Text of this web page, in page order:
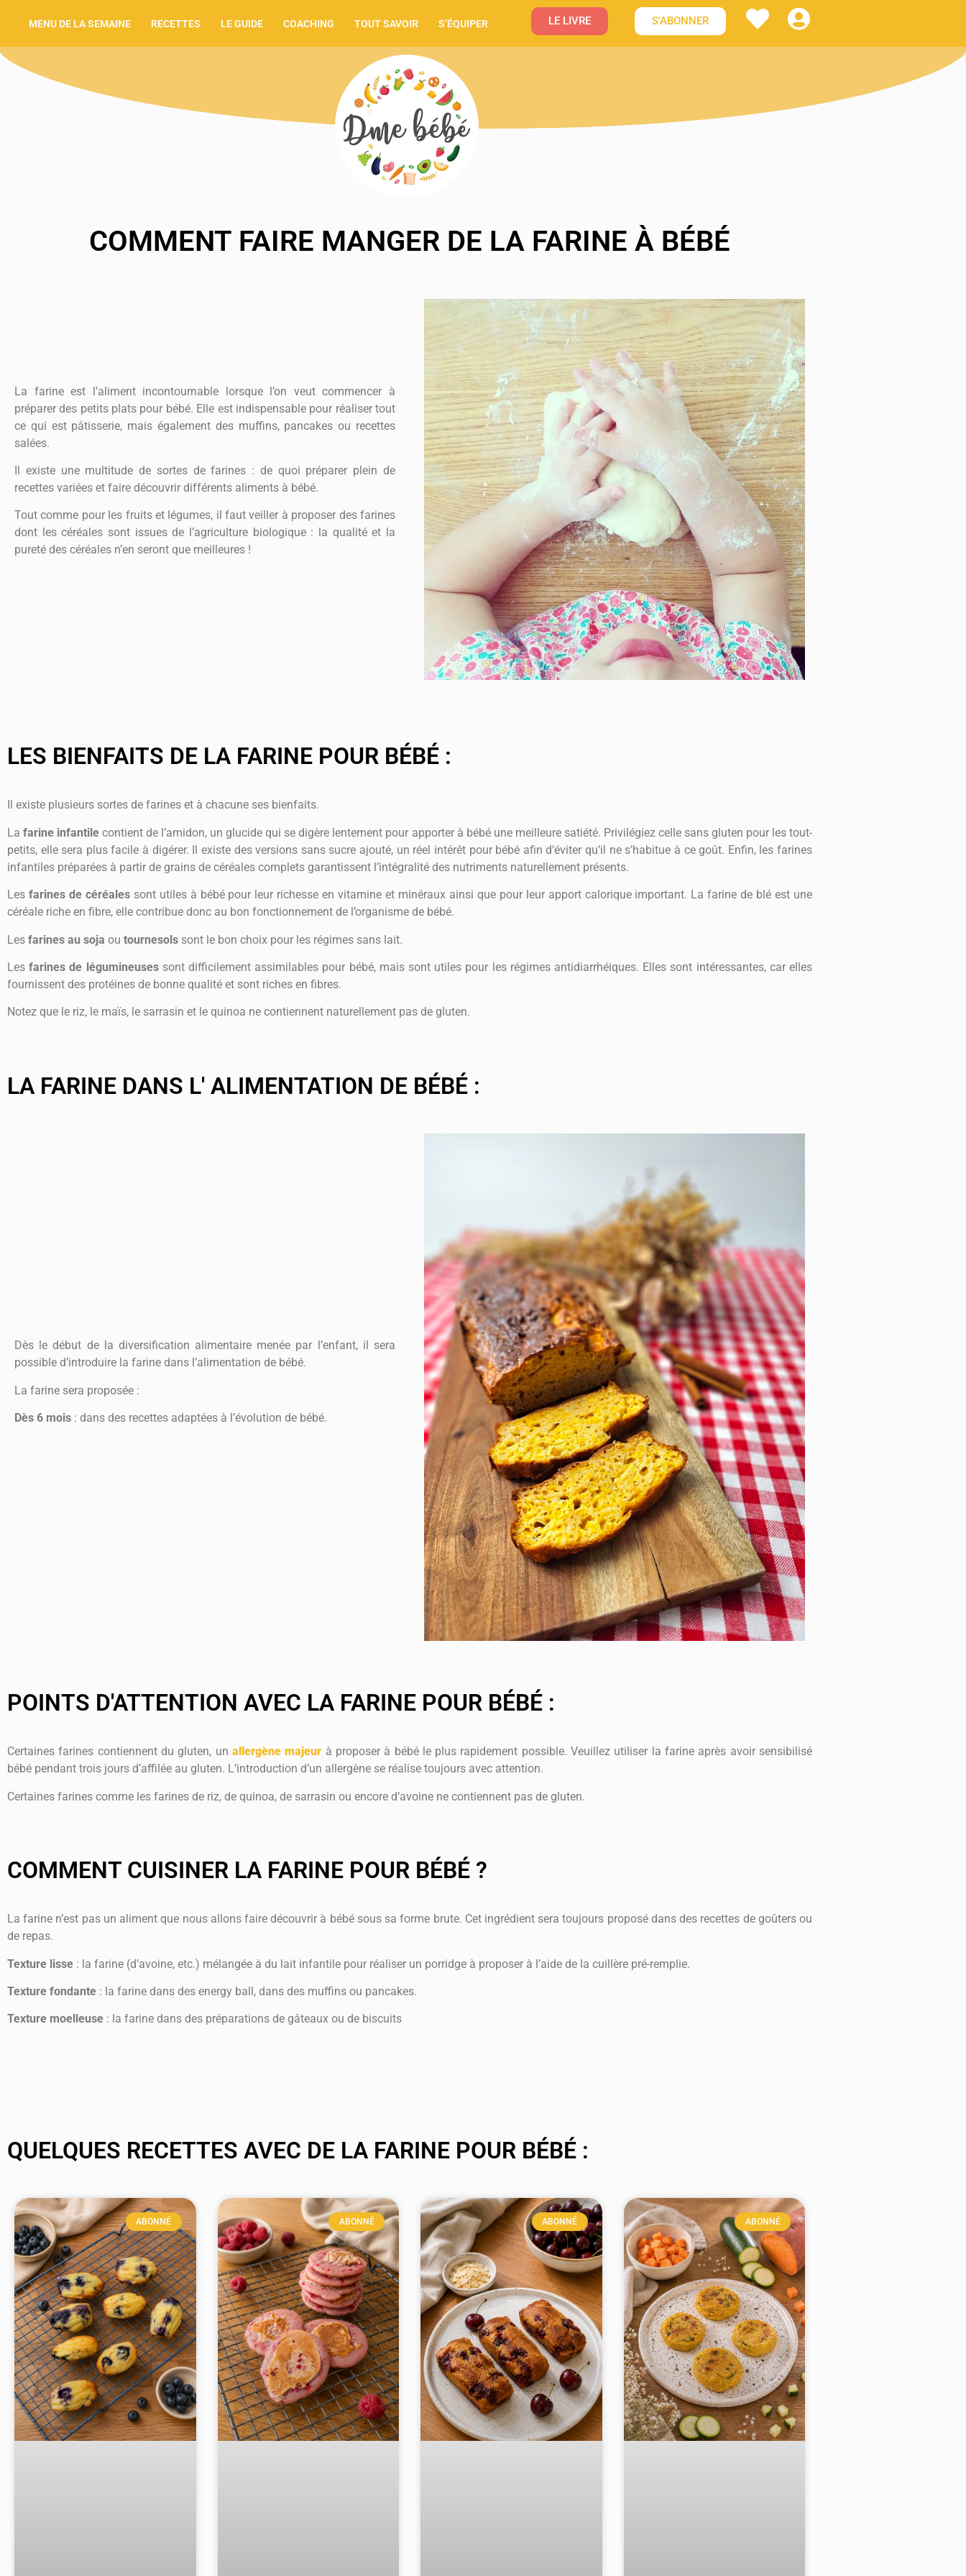
MENU DE LA SEMAINE RECETTES LE GUIDE COACHING TOUT SAVOIR S’ÉQUIPER LE LIVRE S'ABONNER
COMMENT FAIRE MANGER DE LA FARINE À BÉBÉ
La farine est l’aliment incontournable lorsque l’on veut commencer à
préparer des petits plats pour bébé. Elle est indispensable pour réaliser tout
ce qui est pâtisserie, mais également des muffins, pancakes ou recettes
salées.
Il existe une multitude de sortes de farines : de quoi préparer plein de
recettes variées et faire découvrir différents aliments à bébé.
Tout comme pour les fruits et légumes, il faut veiller à proposer des farines
dont les céréales sont issues de l’agriculture biologique : la qualité et la
pureté des céréales n’en seront que meilleures !
LES BIENFAITS DE LA FARINE POUR BÉBÉ :
Il existe plusieurs sortes de farines et à chacune ses bienfaits.
Lafarine infantile contient de l’amidon, un glucide qui se digère lentement pour apporter à bébé une meilleure satiété. Privilégiez celle sans gluten pour les tout-
petits, elle sera plus facile à digérer. Il existe des versions sans sucre ajouté, un réel intérêt pour bébé afin d’éviter qu’il ne s’habitue à ce goût. Enfin, les farines
infantiles préparées à partir de grains de céréales complets garantissent l’intégralité des nutriments naturellement présents.
Les farines de céréalessont utiles à bébé pour leur richesse en vitamine et minéraux ainsi que pour leur apport calorique important. La farine de blé est une
céréale riche en fibre, elle contribue donc au bon fonctionnement de l’organisme de bébé.
Les farines au soja ou tournesols sont le bon choix pour les régimes sans lait.
Lesfarines de légumineusessont difficilement assimilables pour bébé, mais sont utiles pour les régimes antidiarrhéiques. Elles sont intéressantes, car elles
fournissent des protéines de bonne qualité et sont riches en fibres.
Notez que le riz, le maïs, le sarrasin et le quinoa ne contiennent naturellement pas de gluten.
LA FARINE DANS L' ALIMENTATION DE BÉBÉ :
Dès le début de la diversification alimentaire menée par l’enfant, il sera
possible d’introduire la farine dans l’alimentation de bébé.
La farine sera proposée :
Dès 6 mois : dans des recettes adaptées à l’évolution de bébé.
POINTS D'ATTENTION AVEC LA FARINE POUR BÉBÉ :
Certaines farines contiennent du gluten, un allergène majeur à proposer à bébé le plus rapidement possible. Veuillez utiliser la farine après avoir sensibilisé
bébé pendant trois jours d’affilée au gluten. L’introduction d’un allergène se réalise toujours avec attention.
Certaines farines comme les farines de riz, de quinoa, de sarrasin ou encore d’avoine ne contiennent pas de gluten.
COMMENT CUISINER LA FARINE POUR BÉBÉ ?
La farine n’est pas un aliment que nous allons faire découvrir à bébé sous sa forme brute. Cet ingrédient sera toujours proposé dans des recettes de goûters ou
de repas.
Texture lisse : la farine (d’avoine, etc.) mélangée à du lait infantile pour réaliser un porridge à proposer à l’aide de la cuillère pré-remplie.
Texture fondante : la farine dans des energy ball, dans des muffins ou pancakes.
Texture moelleuse : la farine dans des préparations de gâteaux ou de biscuits
QUELQUES RECETTES AVEC DE LA FARINE POUR BÉBÉ :
ABONNÉ ABONNÉ ABONNÉ ABONNÉ